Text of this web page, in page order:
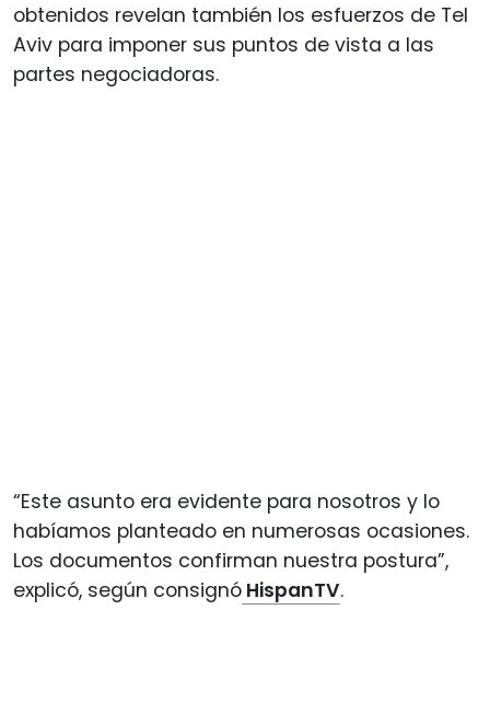
obtenidos revelan también los esfuerzos de Tel
Aviv para imponer sus puntos de vista a las
partes negociadoras.
“Este asunto era evidente para nosotros y lo
habíamos planteado en numerosas ocasiones.
Los documentos confirman nuestra postura”,
explicó, según consignó HispanTV.